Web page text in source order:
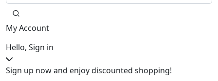
My Account
Hello, Sign in
Sign up now and enjoy discounted shopping!